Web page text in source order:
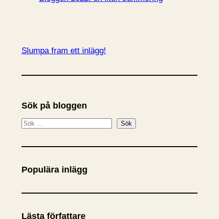
Slumpa fram ett inlägg!
Sök på bloggen
S
k
Sök
Populära inlägg
Lästa författare